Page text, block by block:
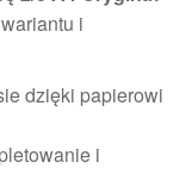
i
dzięki papierowi
i